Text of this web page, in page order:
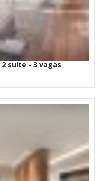
suíte - 3 vagas